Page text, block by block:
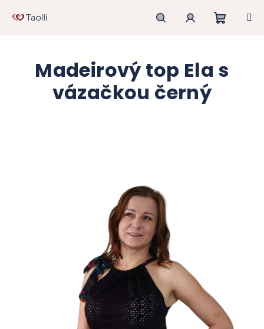
košík
Madeirový top Ela s
vázačkou černý